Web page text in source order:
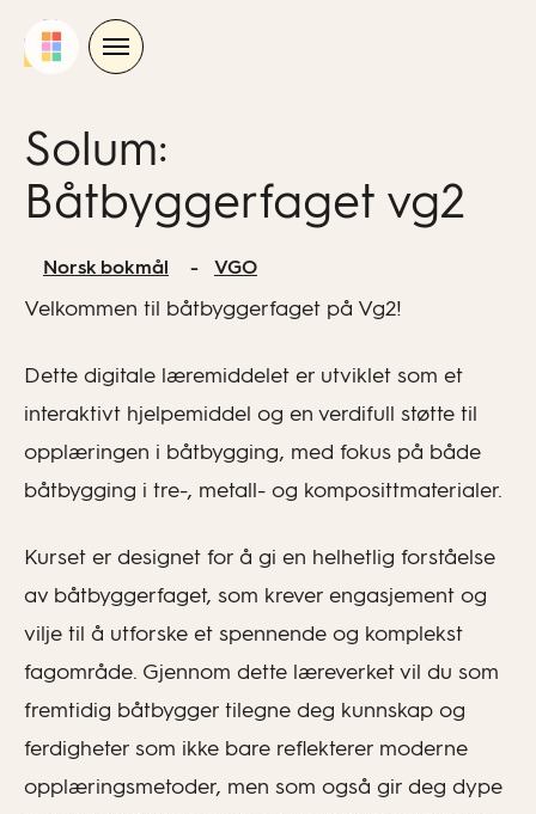
Solum:
Båtbyggerfaget vg2
Norsk bokmål VGO
Velkommen til båtbyggerfaget på Vg2!
Dette digitale læremiddelet er utviklet som et
interaktivt hjelpemiddel og en verdifull støtte til
opplæringen i båtbygging, med fokus på både
båtbygging i tre-, metall- og komposittmaterialer.
Kurset er designet for å gi en helhetlig forståelse
av båtbyggerfaget, som krever engasjement og
vilje til å utforske et spennende og komplekst
fagområde. Gjennom dette læreverket vil du som
fremtidig båtbygger tilegne deg kunnskap og
ferdigheter som ikke bare reflekterer moderne
opplæringsmetoder, men som også gir deg dype